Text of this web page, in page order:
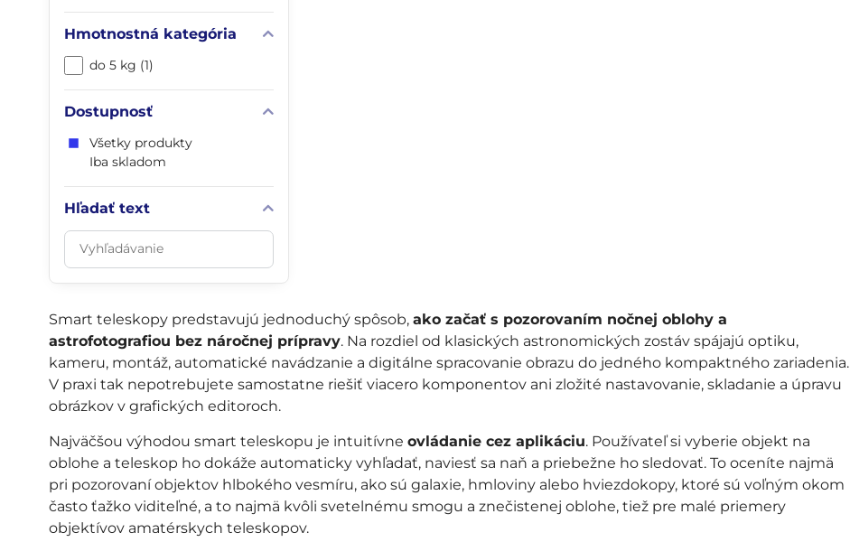
Hmotnostná kategória
do 5 kg (1)
Dostupnosť
Všetky produkty
Iba skladom
Hľadať text
Prehľadať
výsledky
filtra
Smart teleskopy predstavujú jednoduchý spôsob, ako začať s pozorovaním nočnej oblohy a
astrofotografiou bez náročnej prípravy. Na rozdiel od klasických astronomických zostáv spájajú optiku,
kameru, montáž, automatické navádzanie a digitálne spracovanie obrazu do jedného kompaktného zariadenia.
V praxi tak nepotrebujete samostatne riešiť viacero komponentov ani zložité nastavovanie, skladanie a úpravu
obrázkov v grafických editoroch.
Najväčšou výhodou smart teleskopu je intuitívne ovládanie cez aplikáciu. Používateľ si vyberie objekt na
oblohe a teleskop ho dokáže automaticky vyhľadať, naviesť sa naň a priebežne ho sledovať. To oceníte najmä
pri pozorovaní objektov hlbokého vesmíru, ako sú galaxie, hmloviny alebo hviezdokopy, ktoré sú voľným okom
často ťažko viditeľné, a to najmä kvôli svetelnému smogu a znečistenej oblohe, tiež pre malé priemery
objektívov amatérskych teleskopov.